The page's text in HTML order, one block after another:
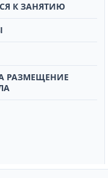
К ЗАНЯТИЮ
РАЗМЕЩЕНИЕ